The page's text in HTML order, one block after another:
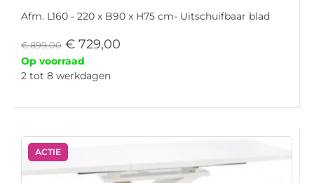
Afm. L160 - 220 x B90 x H75 cm- Uitschuifbaar blad
€899,00 € 729,00
Op voorraad
2 tot 8 werkdagen
ACTIE